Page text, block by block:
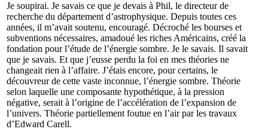
Je soupirai. Je savais ce que je devais à Phil, le directeur de
recherche du département d’astrophysique. Depuis toutes ces
années, il m’avait soutenu, encouragé. Décroché les bourses et
subventions nécessaires, amadoué les riches Américains, créé la
fondation pour l’étude de l’énergie sombre. Je le savais. Il savait
que je savais. Et que j’eusse perdu la foi en mes théories ne
changeait rien à l’affaire. J’étais encore, pour certains, le
découvreur de cette vaste inconnue, l’énergie sombre. Théorie
selon laquelle une composante hypothétique, à la pression
négative, serait à l’origine de l’accélération de l’expansion de
l’univers. Théorie partiellement foutue en l’air par les travaux
d’Edward Carell.